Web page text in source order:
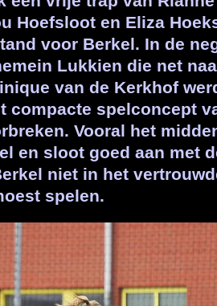
Hoefsloot en Eliza
voor Berkel. In de
Lukkien die net
van de Kerkhof
compacte spelconcept
Vooral het
en sloot goed aan met
niet in het
spelen.